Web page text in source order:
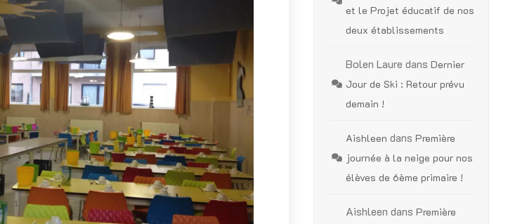
et le Projet éducatif de nos
deux établissements
Bolen Laure dansDernier
Jour de Ski : Retour prévu
demain !
Aishleen dansPremière
journée à la neige pour nos
élèves de 6ème primaire !
Aishleen dansPremière